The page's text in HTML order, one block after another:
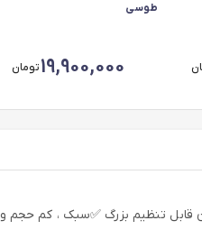
طوسی
19,900,000تومان
✅سایبان دوبل و بلند ✅پارچه ملانژ نرم ، 4 چرخ ، فوق العاده محکم ✅سایبان قابل تنظیم بزرگ